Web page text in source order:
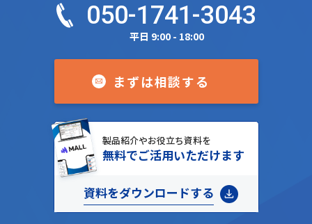
050-1741-3043
平日 9:00 - 18:00
まずは相談する
製品紹介やお役立ち資料を
無料でご活用いただけます
資料をダウンロードする